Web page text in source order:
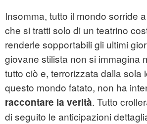
Insomma, tutto il mondo sorride
che si tratti solo di un teatrino
renderle sopportabili gli ultimi
giovane stilista non si immagina
tutto ciò e, terrorizzata dalla sola
questo mondo fatato, non ha
raccontare la verità. Tutto
di seguito le anticipazioni